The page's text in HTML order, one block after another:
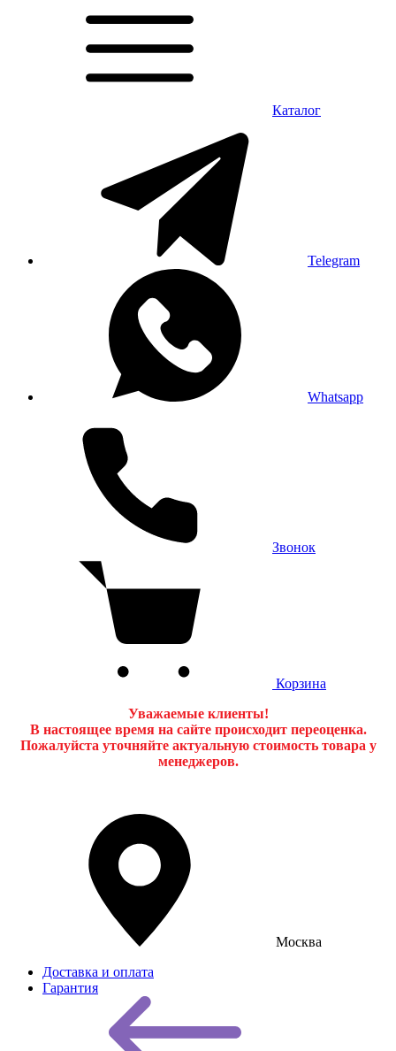
Каталог
Telegram
Whatsapp
Звонок
Корзина
Уважаемые клиенты!
В настоящее время на сайте происходит переоценка.
Пожалуйста уточняйте актуальную стоимость товара у
менеджеров.
Москва
Доставка и оплата
Гарантия